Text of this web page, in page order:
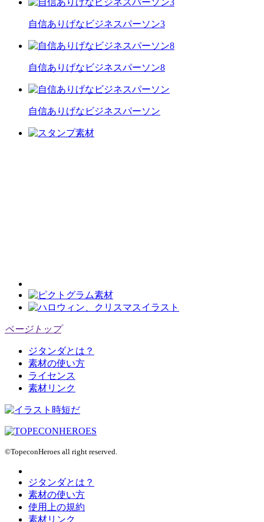
自信ありげなビジネスパーソン3
自信ありげなビジネスパーソン8
自信ありげなビジネスパーソン
ページトップ
ジタンダとは？
素材の使い方
ライセンス
素材リンク
©TopeconHeroes all right reserved.
ジタンダとは？
素材の使い方
使用上の規約
素材リンク